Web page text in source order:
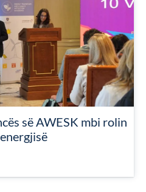
së AWESK mbi rolin